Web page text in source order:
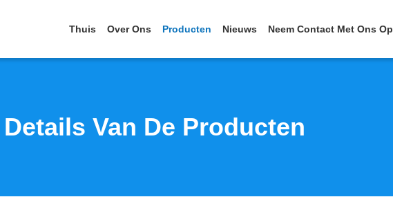
Thuis Over Ons Producten Nieuws Neem Contact Met Ons Op
Details Van De Producten